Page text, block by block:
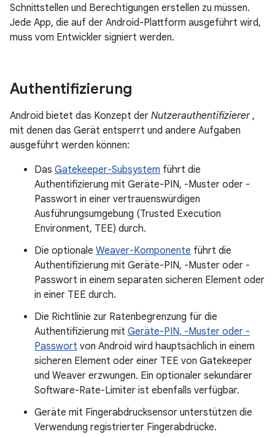
Schnittstellen und Berechtigungen erstellen zu müssen.
Jede App, die auf der Android-Plattform ausgeführt wird,
muss vom Entwickler signiert werden.
Authentifizierung
Android bietet das Konzept der Nutzerauthentifizierer,
mit denen das Gerät entsperrt und andere Aufgaben
ausgeführt werden können:
Das Gatekeeper-Subsystem führt die
Authentifizierung mit Geräte-PIN, -Muster oder -
Passwort in einer vertrauenswürdigen
Ausführungsumgebung (Trusted Execution
Environment, TEE) durch.
Die optionale Weaver-Komponente führt die
Authentifizierung mit Geräte-PIN, -Muster oder -
Passwort in einem separaten sicheren Element oder
in einer TEE durch.
Die Richtlinie zur Ratenbegrenzung für die
Authentifizierung mit Geräte-PIN, -Muster oder -
Passwort von Android wird hauptsächlich in einem
sicheren Element oder einer TEE von Gatekeeper
und Weaver erzwungen. Ein optionaler sekundärer
Software-Rate-Limiter ist ebenfalls verfügbar.
Geräte mit Fingerabdrucksensor unterstützen die
Verwendung registrierter Fingerabdrücke.